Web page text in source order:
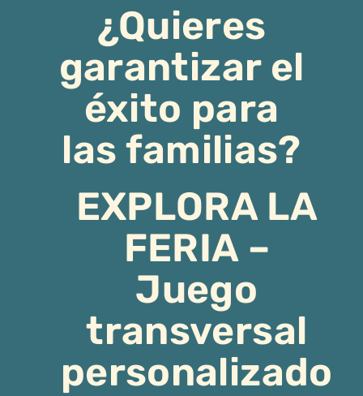
¿Quieres
garantizar el
éxito para
las familias?
EXPLORA LA
FERIA –
Juego
transversal
personalizado